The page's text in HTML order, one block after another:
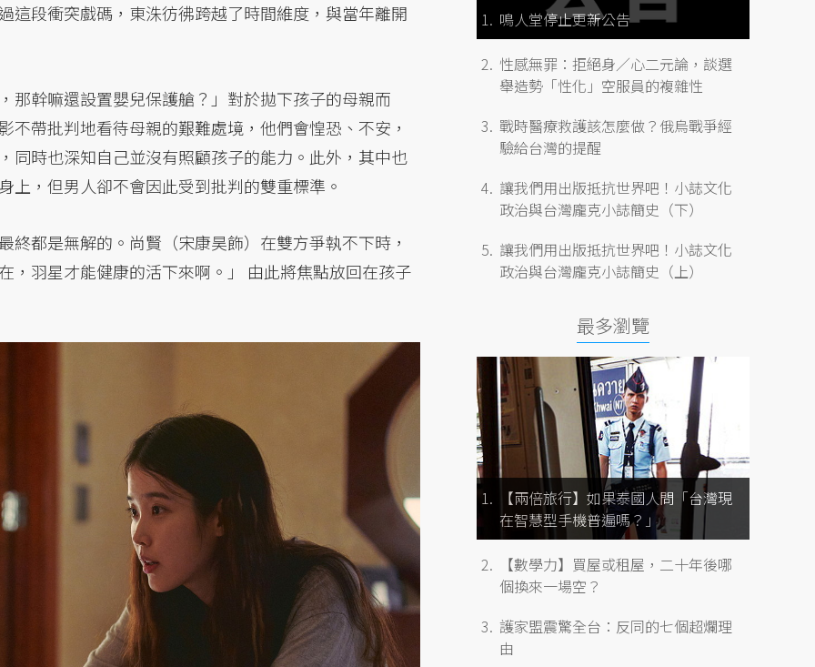
這段衝突戲碼，東洙彷彿跨越了時間維度，與當年離開
那幹嘛還設置嬰兒保護艙？」對於拋下孩子的母親而
帶批判地看待母親的艱難處境，他們會惶恐、不安，
同時也深知自己並沒有照顧孩子的能力。此外，其中也
上，但男人卻不會因此受到批判的雙重標準。
都是無解的。尚賢（宋康昊飾）在雙方爭執不下時，
，羽星才能健康的活下來啊。」 由此將焦點放回在孩子
鳴人堂停止更新公告
性感無罪：拒絕身／心二元論，談選
舉造勢「性化」空服員的複雜性
戰時醫療救護該怎麼做？俄烏戰爭經
驗給台灣的提醒
讓我們用出版抵抗世界吧！小誌文化
政治與台灣龐克小誌簡史（下）
讓我們用出版抵抗世界吧！小誌文化
政治與台灣龐克小誌簡史（上）
最多瀏覽
【兩倍旅行】如果泰國人問「台灣現
在智慧型手機普遍嗎？」
【數學力】買屋或租屋，二十年後哪
個換來一場空？
護家盟震驚全台：反同的七個超爛理
由